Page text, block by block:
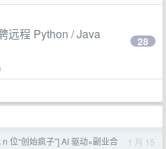
远程 Python / Java
28
n 位“创始疯子”] AI 驱动×副业合
1 月 15